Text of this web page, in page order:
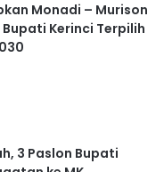
Monadi – Murison
Kerinci Terpilih
3 Paslon Bupati